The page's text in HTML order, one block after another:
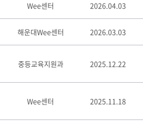
Wee센터 2026.04.03
해운대Wee센터 2026.03.03
중등교육지원과 2025.12.22
Wee센터 2025.11.18